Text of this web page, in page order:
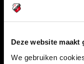
Deze website maakt
We gebruiken
TEAMS
STADION